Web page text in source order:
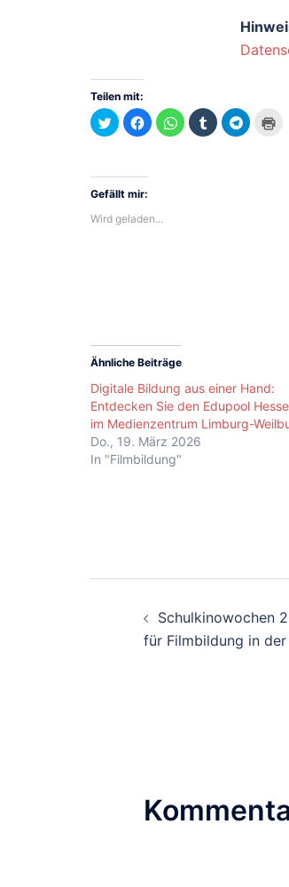
Teilen mit:
Klick,
um
über
in
Fenster
geöffnet)
Klick,
um
in
Fenster
geöffnet)
Klicken,
um
Klick,
um
Klicken,
um
Gefällt mir:
Wird geladen...
Ähnliche Beiträge
Digitale Bildung aus einer Hand:
Entdecken Sie den Edupool
im Medienzentrum Limburg-
Do., 19. März 2026
In "Filmbildung"
Schulkinowochen
für Filmbildung in der